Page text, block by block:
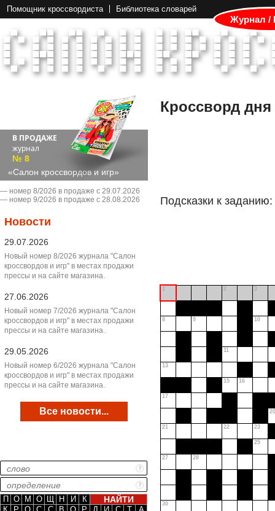
Помощник кроссвордиста Библиотека словарей
Журнал /
В ПРОДАЖЕ
журнал
№ 8
«Салон кроссвордов и игр»
― номер 8/2026 в продаже с 29.07.2026
― номер 9/2026 в продаже с 28.08.2026
Новости
29.07.2026
Новый номер 8/2026 журнала "Салон
кроссвордов и игр" в местах продажи
прессы и на сайте магазина.
27.06.2026
Новый номер 7/2026 журнала "Салон
кроссвордов и игр" в местах продажи
прессы и на сайте магазина.
29.05.2026
Новый номер 6/2026 журнала "Салон
кроссвордов и игр" в местах продажи
прессы и на сайте магазина.
Все новости...
П О М О Щ Н И
К
Кроссворд дня
Подсказки к заданию:
1 2 3
8 9 10
11
13
15 16
17
20
21 22 23
25
27 28
30